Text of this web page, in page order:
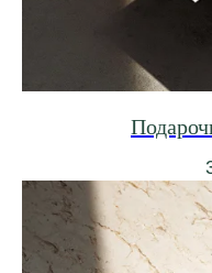
+7 962 346-5866